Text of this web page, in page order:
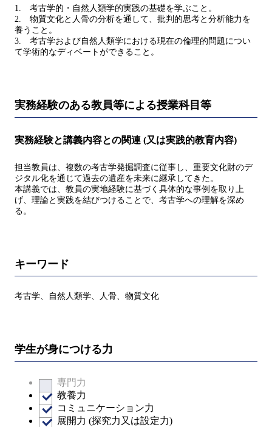
1. 考古学的・自然人類学的実践の基礎を学ぶこと。
2. 物質文化と人骨の分析を通して、批判的思考と分析能力を
養うこと。
3. 考古学および自然人類学における現在の倫理的問題につい
て学術的なディベートができること。
実務経験のある教員等による授業科目等
実務経験と講義内容との関連 (又は実践的教育内容)
担当教員は、複数の考古学発掘調査に従事し、重要文化財のデ
ジタル化を通じて過去の遺産を未来に継承してきた。
本講義では、教員の実地経験に基づく具体的な事例を取り上
げ、理論と実践を結びつけることで、考古学への理解を深め
る。
キーワード
考古学、自然人類学、人骨、物質文化
学生が身につける力
専門力
教養力
コミュニケーション力
展開力 (探究力又は設定力)